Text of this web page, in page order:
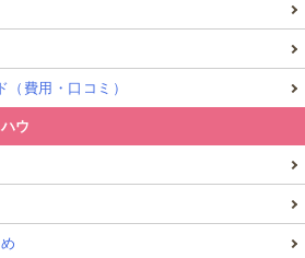
テイ
外
キッズ留学体験
英語ホームステイ
アンバサダー
後藤雅代（Masayo Goto）
費用・口コミ）
ウ